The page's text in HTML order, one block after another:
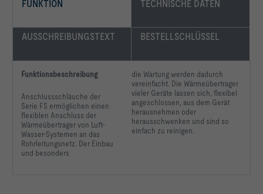
FUNKTION TECHNISCHE DATEN
AUSSCHREIBUNGSTEXT BESTELLSCHLÜSSEL
Funktionsbeschreibung
Anschlussschläuche der
Serie FS ermöglichen einen
flexiblen Anschluss der
Wärmeübertrager von Luft-
Wasser-Systemen an das
Rohrleitungsnetz. Der Einbau
und besonders
die Wartung werden dadurch
vereinfacht. Die Wärmeübertrager
vieler Geräte lassen sich, flexibel
angeschlossen, aus dem Gerät
herausnehmen oder
herausschwenken und sind so
einfach zu reinigen.